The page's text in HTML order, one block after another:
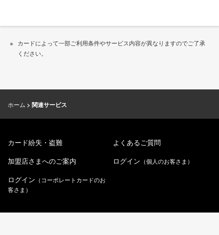
カードによって一部ご利用条件やサービス内容が異なりますのでご了承
ください。
ホーム 関連サービス
カード紛失・盗難
よくあるご質問
加盟店さまへのご案内
ログイン （個人のお客さま）
ログイン （コーポレートカードのお
客さま）